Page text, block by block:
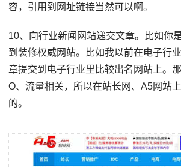
容，引用到网址链接当然可以啊。
10、向行业新闻网站递交文章。比如你
到装修权威网站。比如我以前在电子行
章提交到电子行业里比较出名网站上。
O、流量相关，所以在站长网、A5网站
的。